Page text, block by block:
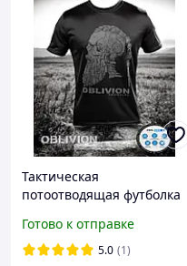
Тактическая
потоотводящая футболка
Готово к отправке
5.0 (1)